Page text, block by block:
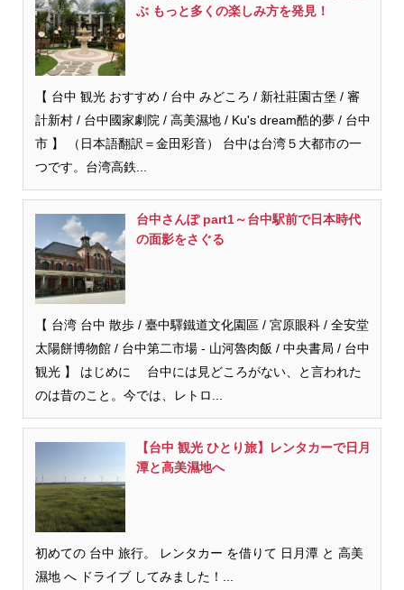
ぶ もっと多くの楽しみ方を発見！
【 台中 観光 おすすめ / 台中 みどころ / 新社莊園古堡 / 審
計新村 / 台中國家劇院 / 高美濕地 / Ku's dream酷的夢 / 台中
市 】 （日本語翻訳＝金田彩音） 台中は台湾５大都市の一
つです。台湾高鉄...
台中さんぽ part1～台中駅前で日本時代
の面影をさぐる
【 台湾 台中 散歩 / 臺中驛鐵道文化園區 / 宮原眼科 / 全安堂
太陽餅博物館 / 台中第二市場 - 山河魯肉飯 / 中央書局 / 台中
観光 】 はじめに 台中には見どころがない、と言われた
のは昔のこと。今では、レトロ...
【台中 観光 ひとり旅】レンタカーで日月
潭と高美濕地へ
初めての 台中 旅行。 レンタカー を借りて 日月潭 と 高美
濕地 へ ドライブ してみました！...